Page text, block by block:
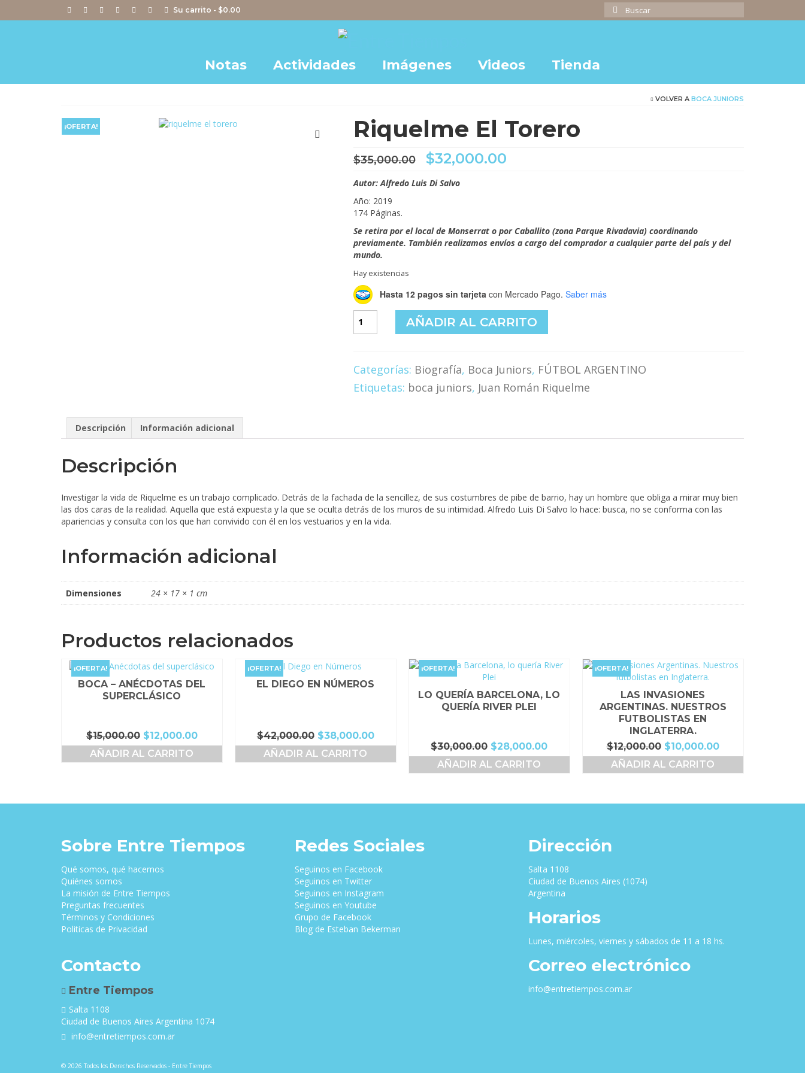
Su carrito - $0.00
Buscar
por:
Notas Actividades Imágenes Videos Tienda
VOLVER A BOCA JUNIORS
¡OFERTA! Riquelme El Torero
$35,000.00 El
precio
original
$32,000.00El
Autor: Alfredo Luis Di Salvo
Año: 2019
174 Páginas.
Se retira por el local de Monserrat o por Caballito (zona Parque Rivadavia) coordinando
previamente. También realizamos envíos a cargo del comprador a cualquier parte del país y del
mundo.
Hay existencias
Hasta 12 pagos sin tarjetacon Mercado Pago. Saber más
AÑADIR AL CARRITO
Categorías: Biografía, Boca Juniors, FÚTBOL ARGENTINO
Etiquetas: boca juniors, Juan Román Riquelme
Descripción Información adicional
Descripción
Investigar la vida de Riquelme es un trabajo complicado. Detrás de la fachada de la sencillez, de sus costumbres de pibe de barrio, hay un hombre que obliga a mirar muy bien
las dos caras de la realidad. Aquella que está expuesta y la que se oculta detrás de los muros de su intimidad. Alfredo Luis Di Salvo lo hace: busca, no se conforma con las
apariencias y consulta con los que han convivido con él en los vestuarios y en la vida.
Información adicional
Dimensiones 24 × 17 × 1 cm
Productos relacionados
¡OFERTA!
BOCA – ANÉCDOTAS DEL
SUPERCLÁSICO
$15,000.00 El
precio
original
$12,000.00El
precio
AÑADIR AL CARRITO
¡OFERTA!
EL DIEGO EN NÚMEROS
$42,000.00 El
precio
original
$38,000.00El
precio
AÑADIR AL CARRITO
¡OFERTA!
LO QUERÍA BARCELONA, LO
QUERÍA RIVER PLEI
$30,000.00 El
precio
original
$28,000.00El
precio
AÑADIR AL CARRITO
¡OFERTA!
LAS INVASIONES
ARGENTINAS. NUESTROS
FUTBOLISTAS EN
INGLATERRA.
$12,000.00 El
precio
original
$10,000.00El
precio
AÑADIR AL CARRITO
Sobre Entre Tiempos
Qué somos, qué hacemos
Quiénes somos
La misión de Entre Tiempos
Preguntas frecuentes
Términos y Condiciones
Politicas de Privacidad
Contacto
Entre Tiempos
Salta 1108
Ciudad de Buenos Aires Argentina 1074
info@entretiempos.com.ar
Redes Sociales
Seguinos en Facebook
Seguinos en Twitter
Seguinos en Instagram
Seguinos en Youtube
Grupo de Facebook
Blog de Esteban Bekerman
Dirección
Salta 1108
Ciudad de Buenos Aires (1074)
Argentina
Horarios
Lunes, miércoles, viernes y sábados de 11 a 18 hs.
Correo electrónico
info@entretiempos.com.ar
© 2026 Todos los Derechos Reservados - Entre Tiempos